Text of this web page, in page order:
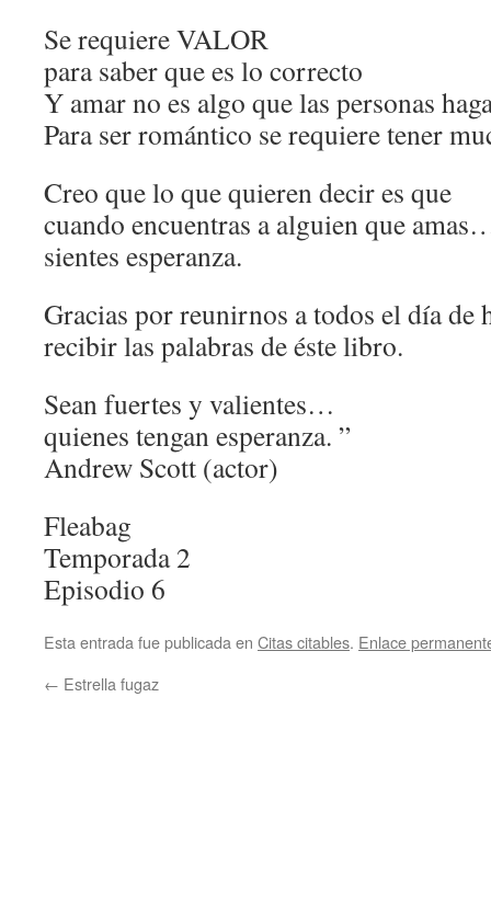
Se requiere VALOR
para saber que es lo correcto
Y amar no es algo que las personas
Para ser romántico se requiere tener
Creo que lo que quieren decir es que
cuando encuentras a alguien que
sientes esperanza.
Gracias por reunirnos a todos el día de
recibir las palabras de éste libro.
Sean fuertes y valientes…
quienes tengan esperanza. ”
Andrew Scott (actor)
Fleabag
Temporada 2
Episodio 6
Esta entrada fue publicada en Citas citables. Enlace
← Estrella fugaz